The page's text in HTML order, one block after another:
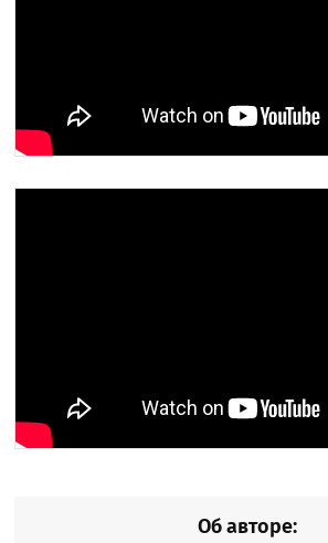
Об авторе: